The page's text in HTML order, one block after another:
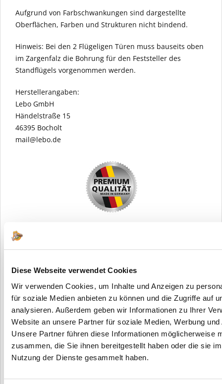
Diese Webseite verwendet Cookies
Wir verwenden Cookies, um Inhalte und Anzeigen zu
für soziale Medien anbieten zu können und die Zugriffe auf
analysieren. Außerdem geben wir Informationen zu Ihrer
Website an unsere Partner für soziale Medien, Werbung
Unsere Partner führen diese Informationen möglicherweise
zusammen, die Sie ihnen bereitgestellt haben oder die sie
Nutzung der Dienste gesammelt haben.
Aufgrund von Farbschwankungen sind dargestellte
Oberflächen, Farben und Strukturen nicht bindend.
Hinweis: Bei den 2 Flügeligen Türen muss bauseits oben
im Zargenfalz die Bohrung für den Feststeller des
Standflügels vorgenommen werden.
Herstellerangaben:
Lebo GmbH
Händelstraße 15
46395 Bocholt
mail@lebo.de